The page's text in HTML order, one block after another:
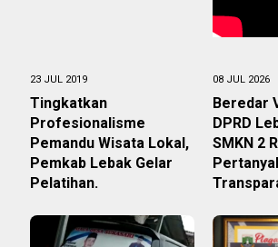
23 JUL 2019
Tingkatkan
Profesionalisme
Pemandu Wisata Lokal,
Pemkab Lebak Gelar
Pelatihan.
08 JUL 2026
Beredar
DPRD
SMKN 2